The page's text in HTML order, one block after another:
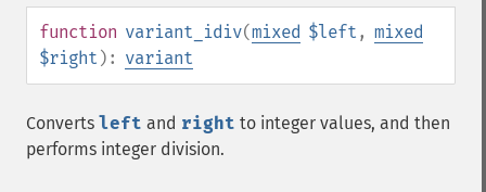
function variant_idiv(mixed $left , mixed
$right ): variant
Converts left and right to integer values, and then
performs integer division.